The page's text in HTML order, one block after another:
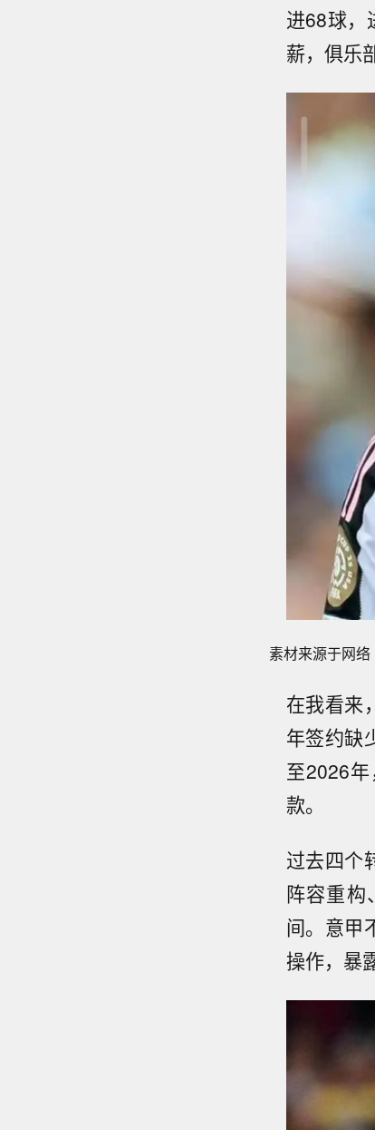
进68球，
薪，俱乐
素材来源于网络
在我看来
年签约缺
至2026
款。
过去四个
阵容重构
间。意甲
操作，暴